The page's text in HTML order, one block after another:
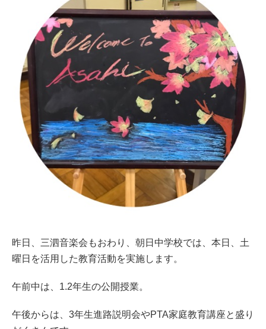
昨日、三泗音楽会もおわり、朝日中学校では、本日、土
曜日を活用した教育活動を実施します。
午前中は、1.2年生の公開授業。
午後からは、3年生進路説明会やPTA家庭教育講座と盛り